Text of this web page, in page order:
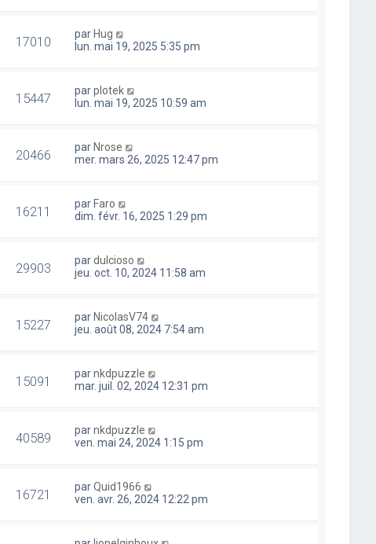
17010 par Hug
lun. mai 19, 2025 5:35 pm
15447 parplotek
lun. mai 19, 2025 10:59 am
20466 par Nrose
mer. mars 26, 2025 12:47 pm
16211 par Faro
dim. févr. 16, 2025 1:29 pm
29903 pardulcioso
jeu. oct. 10, 2024 11:58 am
15227 par NicolasV74
jeu. août 08, 2024 7:54 am
15091 parnkdpuzzle
mar. juil. 02, 2024 12:31 pm
40589 parnkdpuzzle
ven. mai 24, 2024 1:15 pm
16721 parQuid1966
ven. avr. 26, 2024 12:22 pm